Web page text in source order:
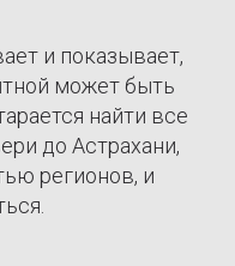
и показывает,
может быть
найти все
до Астрахани,
регионов, и